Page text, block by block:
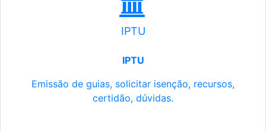
IPTU
IPTU
Emissão de guias, solicitar isenção, recursos,
certidão, dúvidas.